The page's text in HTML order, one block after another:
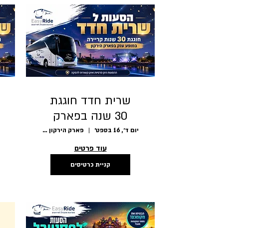
שרית חדד חוגגת
30 שנה בפארק
הירקון 16/09 יום ד׳, 16 בספט׳ פארק הירקון - גני יהושע, תל אביב-יפו
עוד פרטים
קניית כרטיסים